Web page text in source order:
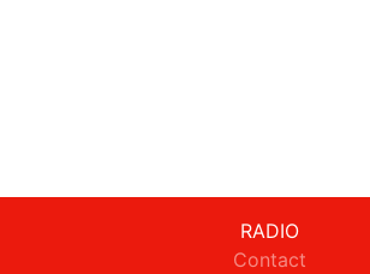
RADIO
Contact